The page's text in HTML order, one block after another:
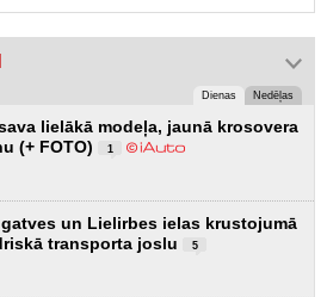
Dienas Nedēļas
lielākā modeļa, jaunā krosovera
(+ FOTO)
1
gatves un Lielirbes ielas krustojumā
transporta joslu
5